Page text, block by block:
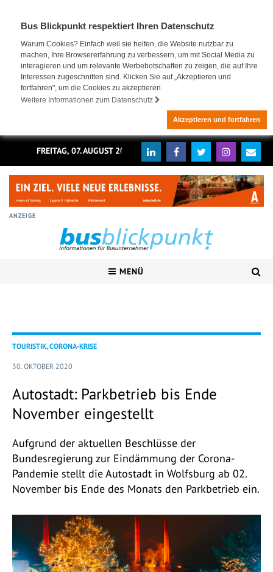
Bus Blickpunkt respektiert Ihren Datenschutz
Warum Cookies? Einfach weil sie helfen, die Website nutzbar zu
machen, Ihre Browsererfahrung zu verbessern, um mit Social Media zu
interagieren und um relevante Werbebotschaften zu zeigen, die auf Ihre
Interessen zugeschnitten sind. Klicken Sie auf „Akzeptieren und
fortfahren", um die Cookies zu akzeptieren.
Weitere Informationen zum Datenschutz
Akzeptieren und fortfahren
FREITAG, 07. AUGUST 2026
ANZEIGE
MENÜ
TOURISTIK, CORONA-KRISE
30. OKTOBER 2020
Autostadt: Parkbetrieb bis Ende
November eingestellt
Aufgrund der aktuellen Beschlüsse der
Bundesregierung zur Eindämmung der Corona-
Pandemie stellt die Autostadt in Wolfsburg ab 02.
November bis Ende des Monats den Parkbetrieb ein.